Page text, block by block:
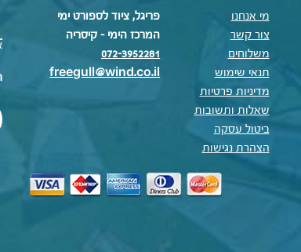
מי אנחנו
צור קשר
משלוחים
תנאי שימוש
מדיניות פרטיות
שאלות ותשובות
ביטול עסקה
הצהרת נגישות
פריגל, ציוד לספורט ימי
המרכז הימי – קיסריה
072-3952281
freegull@wind.co.il